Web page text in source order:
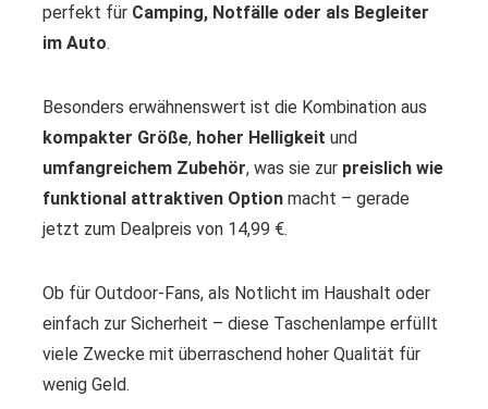
perfekt für Camping, Notfälle oder als Begleiter
im Auto.
Besonders erwähnenswert ist die Kombination aus
kompakter Größe, hoher Helligkeit und
umfangreichem Zubehör, was sie zur preislich wie
funktional attraktiven Option macht – gerade
jetzt zum Dealpreis von 14,99 €.
Ob für Outdoor-Fans, als Notlicht im Haushalt oder
einfach zur Sicherheit – diese Taschenlampe erfüllt
viele Zwecke mit überraschend hoher Qualität für
wenig Geld.